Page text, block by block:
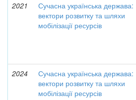
2021
Сучасна українська держава:
вектори розвитку та шляхи
мобілізації ресурсів
2024
Сучасна українська держава:
вектори розвитку та шляхи
мобілізації ресурсів